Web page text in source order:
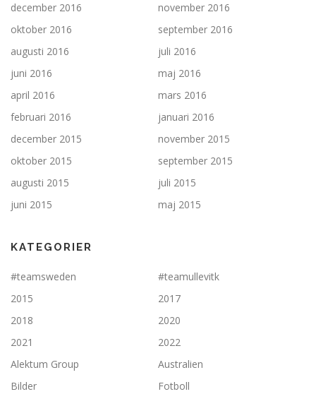
december 2016
november 2016
oktober 2016
september 2016
augusti 2016
juli 2016
juni 2016
maj 2016
april 2016
mars 2016
februari 2016
januari 2016
december 2015
november 2015
oktober 2015
september 2015
augusti 2015
juli 2015
juni 2015
maj 2015
KATEGORIER
#teamsweden
#teamullevitk
2015
2017
2018
2020
2021
2022
Alektum Group
Australien
Bilder
Fotboll